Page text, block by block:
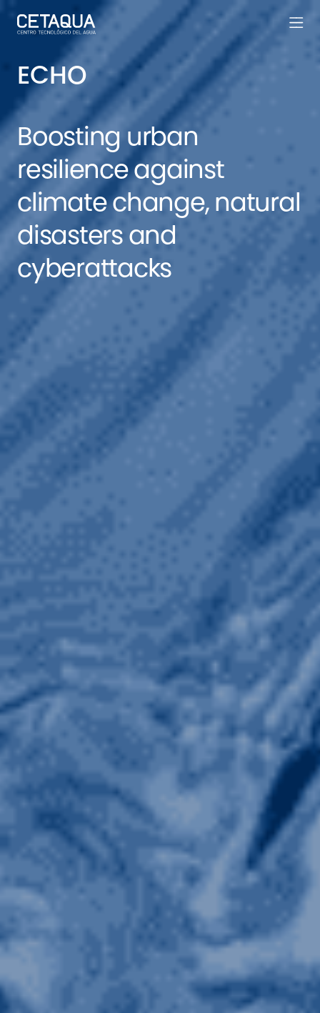
ECHO
Boosting urban
resilience against
climate change, natural
disasters and
cyberattacks